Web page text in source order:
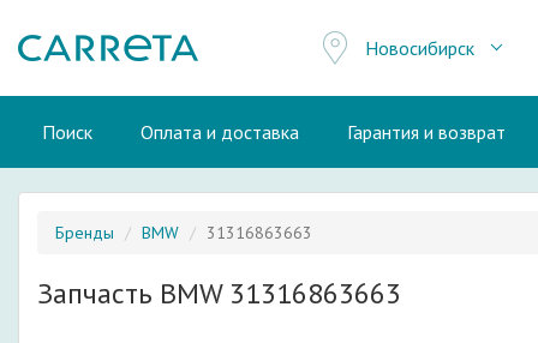
Новосибирск
Поиск Оплата и доставка Гарантия и возврат
Бренды BMW 31316863663
Запчасть BMW 31316863663